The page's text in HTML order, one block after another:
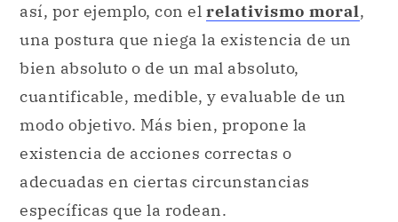
así, por ejemplo, con el relativismo moral,
una postura que niega la existencia de un
bien absoluto o de un mal absoluto,
cuantificable, medible, y evaluable de un
modo objetivo. Más bien, propone la
existencia de acciones correctas o
adecuadas en ciertas circunstancias
específicas que la rodean.